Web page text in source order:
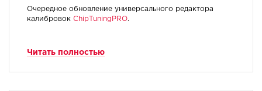
Очередное обновление универсального редактора
калибровок ChipTuningPRO.
Читать полностью